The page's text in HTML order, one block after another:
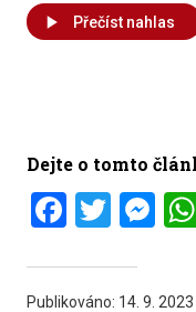
Přečíst nahlas
Dejte o tomto
Publikováno: 14. 9. 2023